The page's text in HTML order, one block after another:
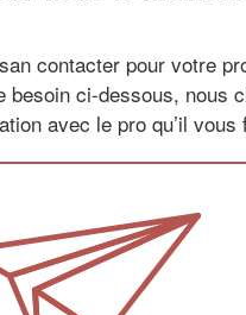
contacter pour votre
besoin ci-dessous, nous
avec le pro qu’il vous